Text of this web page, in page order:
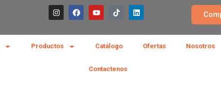
I
n
s
a
g
F
a
c
b
Y
o
u
u
b
T
i
o
k
L
i
n
e
Productos Catálogo Ofertas Nosotros
Contactenos